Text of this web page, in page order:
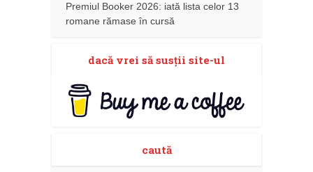
Premiul Booker 2026: iată lista celor 13
romane rămase în cursă
dacă vrei să susţii site-ul
caută